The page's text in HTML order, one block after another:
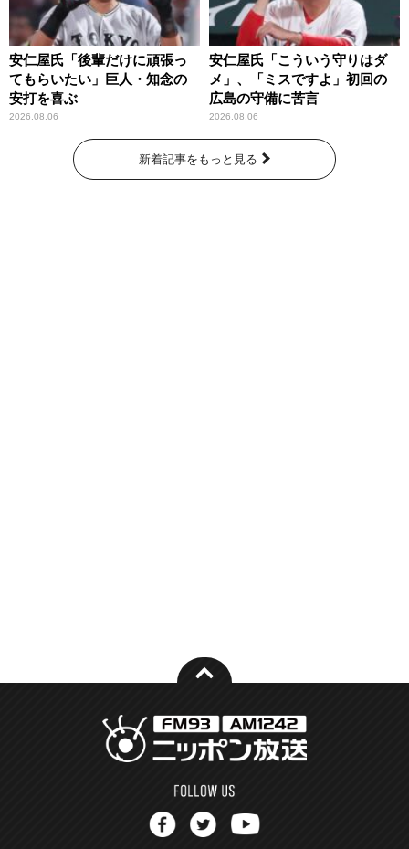
安仁屋氏「後輩だけに頑張っ
てもらいたい」巨人・知念の
安打を喜ぶ
2026.08.06
安仁屋氏「こういう守りはダ
メ」、「ミスですよ」初回の
広島の守備に苦言
2026.08.06
新着記事をもっと見る